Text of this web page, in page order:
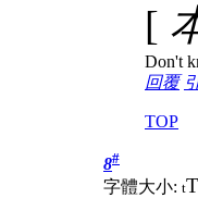
[
Don't
回覆
TOP
8#
字體大小: tT